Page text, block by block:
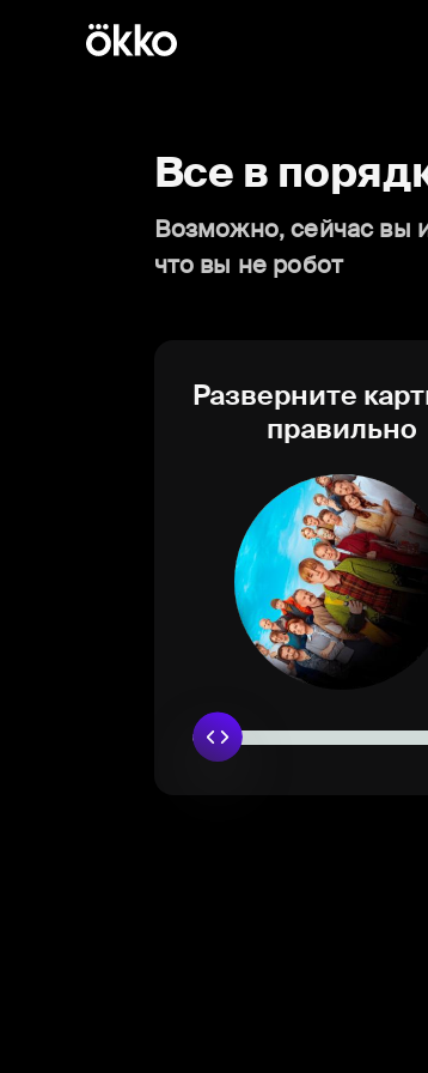
Все в
Возможно, сейчас вы
что вы не робот
Разверните
правильно